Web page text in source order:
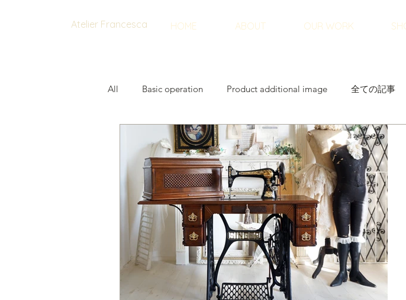
Atelier Francesca HOME ABOUT OUR WORK
All Basic operation Product additional image 全ての記事